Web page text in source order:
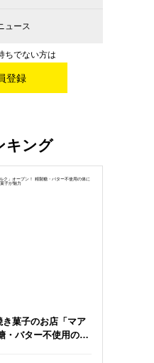
ュース
ちでない方は
登録
キング
菓子のお店「マア
・バター不使用の体